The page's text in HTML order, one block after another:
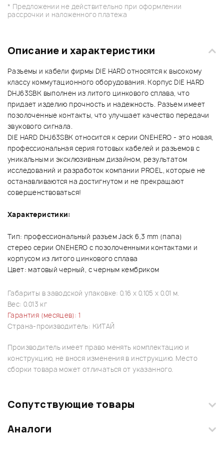
* Предложении не действительно при оформлении
рассрочки и наложенного платежа
Описание и характеристики
Разъемы и кабели фирмы DIE HARD относятся к высокому
классу коммутационного оборудования. Корпус DIE HARD
DHJ63SBK выполнен из литого цинкового сплава, что
придает изделию прочность и надежность. Разъем имеет
позолоченные контакты, что улучшает качество передачи
звукового сигнала.
DIE HARD DHJ63SBK относится к серии ONEHERO - это новая,
профессиональная серия готовых кабелей и разъемов с
уникальным и эксклюзивным дизайном, результатом
исследований и разработок компании PROEL, которые не
останавливаются на достигнутом и не прекращают
совершенствоваться!
Характеристики:
Тип: профессиональный разъем Jack 6,3 mm (папа)
стерео серии ONEHERO с позолоченными контактами и
корпусом из литого цинкового сплава
Цвет: матовый черный, с черным кембриком
Габариты в заводской упаковке: 0.16 x 0.105 x 0.01 м.
Вес: 0.013 кг
Гарантия (месяцев): 1
Страна-производитель: КИТАЙ
Производитель имеет право менять комплектацию и
конструкцию, не внося изменения в инструкцию. Место
сборки товара может отличаться от указанного.
Сопутствующие товары
Аналоги